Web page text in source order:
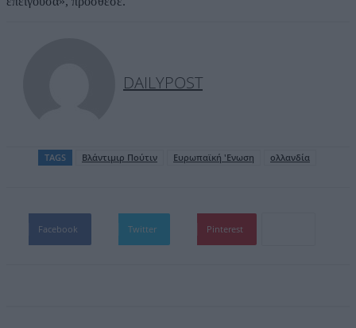
DAILYPOST
TAGS Βλάντιμιρ Πούτιν Ευρωπαϊκή 'Ενωση ολλανδία
Facebook Twitter Pinterest